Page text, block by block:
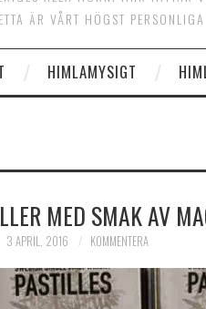
ÄR VÅRT HÖGST
HIMLAMYSIGT
MED SMAK AV
3 APRIL, 2016 KOMMENTERA